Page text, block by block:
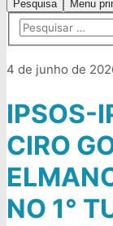
Pesquisa Menu
4 de junho de
IPSOS-
CIRO
NO 1°